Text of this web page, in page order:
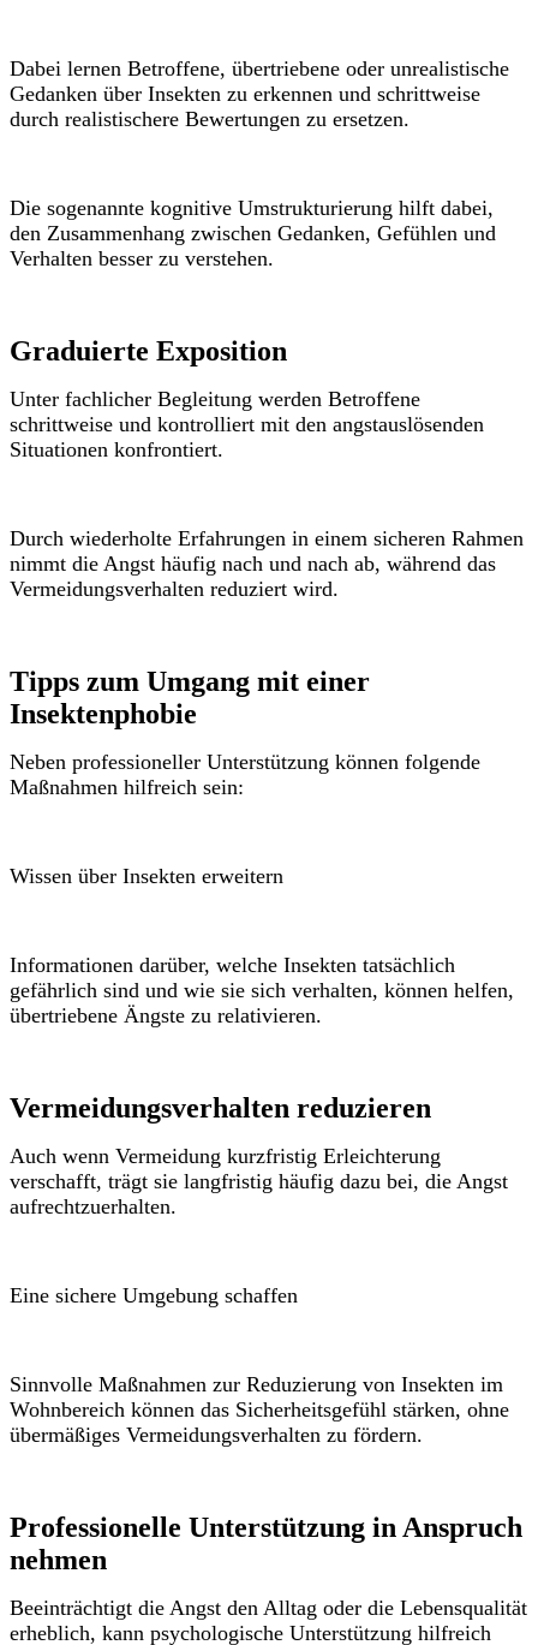
Dabei lernen Betroffene, übertriebene oder unrealistische
Gedanken über Insekten zu erkennen und schrittweise
durch realistischere Bewertungen zu ersetzen.
Die sogenannte kognitive Umstrukturierung hilft dabei,
den Zusammenhang zwischen Gedanken, Gefühlen und
Verhalten besser zu verstehen.
Graduierte Exposition
Unter fachlicher Begleitung werden Betroffene
schrittweise und kontrolliert mit den angstauslösenden
Situationen konfrontiert.
Durch wiederholte Erfahrungen in einem sicheren Rahmen
nimmt die Angst häufig nach und nach ab, während das
Vermeidungsverhalten reduziert wird.
Tipps zum Umgang mit einer
Insektenphobie
Neben professioneller Unterstützung können folgende
Maßnahmen hilfreich sein:
Wissen über Insekten erweitern
Informationen darüber, welche Insekten tatsächlich
gefährlich sind und wie sie sich verhalten, können helfen,
übertriebene Ängste zu relativieren.
Vermeidungsverhalten reduzieren
Auch wenn Vermeidung kurzfristig Erleichterung
verschafft, trägt sie langfristig häufig dazu bei, die Angst
aufrechtzuerhalten.
Eine sichere Umgebung schaffen
Sinnvolle Maßnahmen zur Reduzierung von Insekten im
Wohnbereich können das Sicherheitsgefühl stärken, ohne
übermäßiges Vermeidungsverhalten zu fördern.
Professionelle Unterstützung in Anspruch
nehmen
Beeinträchtigt die Angst den Alltag oder die Lebensqualität
erheblich, kann psychologische Unterstützung hilfreich